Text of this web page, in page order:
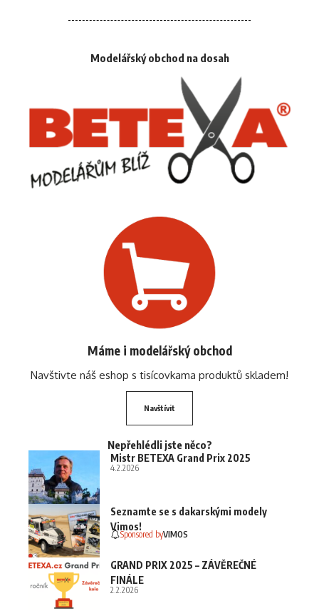
Modelářský obchod na dosah
Máme i modelářský obchod
Navštivte náš eshop s tisícovkama produktů skladem!
Navštívit
Nepřehlédli jste něco?
Mistr BETEXA Grand Prix 2025
4.2.2026
Seznamte se s dakarskými modely
Vimos!
Sponsored byVIMOS
GRAND PRIX 2025 – ZÁVĚREČNÉ
FINÁLE
2.2.2026